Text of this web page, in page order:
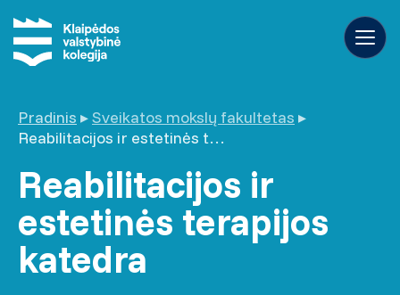
Pradinis ▸Sveikatos mokslų fakultetas ▸
Reabilitacijos ir estetinės terapijos katedra
Reabilitacijos ir
estetinės terapijos
katedra